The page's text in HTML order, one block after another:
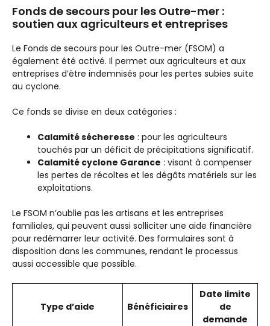
Fonds de secours pour les Outre-mer :
soutien aux agriculteurs et entreprises
Le Fonds de secours pour les Outre-mer (FSOM) a
également été activé. Il permet aux agriculteurs et aux
entreprises d’être indemnisés pour les pertes subies suite
au cyclone.
Ce fonds se divise en deux catégories :
Calamité sécheresse : pour les agriculteurs
touchés par un déficit de précipitations significatif.
Calamité cyclone Garance : visant à compenser
les pertes de récoltes et les dégâts matériels sur les
exploitations.
Le FSOM n’oublie pas les artisans et les entreprises
familiales, qui peuvent aussi solliciter une aide financière
pour redémarrer leur activité. Des formulaires sont à
disposition dans les communes, rendant le processus
aussi accessible que possible.
Type d’aide Bénéficiaires
Date limite
de
demande